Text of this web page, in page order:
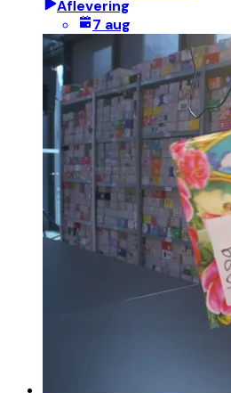
Aflevering
7 aug